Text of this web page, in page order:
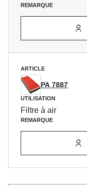
REMARQUE
ARTICLE
PA 7887
UTILISATION
Filtre à air
REMARQUE